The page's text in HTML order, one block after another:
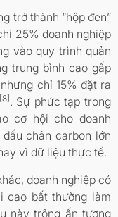
trở thành “hộp đen”
25% doanh nghiệp
vào quy trình quản
trung bình cao gấp
chỉ 15% đặt ra
. Sự phức tạp trong
cơ hội cho doanh
chân carbon lớn
vì dữ liệu thực tế.
doanh nghiệp có
cao bất thường làm
này trông ấn tượng